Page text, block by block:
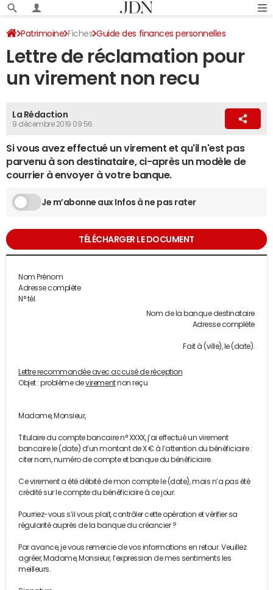
Patrimoine Fiches Guide des finances personnelles
Réclamation
Lettre de réclamation pour
un virement non recu
La Rédaction
9 décembre 2019 09:56
Si vous avez effectué un virement et qu'il n'est pas
parvenu à son destinataire, ci-après un modèle de
courrier à envoyer à votre banque.
Je m’abonne aux Infos à ne pas rater
TÉLÉCHARGER LE DOCUMENT
Nom Prénom
Adresse complète
N° tél.
Nom de la banque destinataire
Adresse complète
Fait à (ville), le (date).
Lettre recommandée avec accusé de réception
Objet : problème devirementnon reçu
Madame, Monsieur,
Titulaire du compte bancaire n° XXXX, j’ai effectué un virement
bancaire le (date) d’un montant de X € à l’attention du bénéficiaire :
citer nom, numéro de compte et banque du bénéficiaire.
Ce virement a été débité de mon compte le (date), mais n’a pas été
crédité sur le compte du bénéficiaire à ce jour.
Pourriez-vous s’il vous plait, contrôler cette opération et vérifier sa
régularité auprès de la banque du créancier ?
Par avance, je vous remercie de vos informations en retour. Veuillez
agréer, Madame, Monsieur, l’expression de mes sentiments les
meilleurs.